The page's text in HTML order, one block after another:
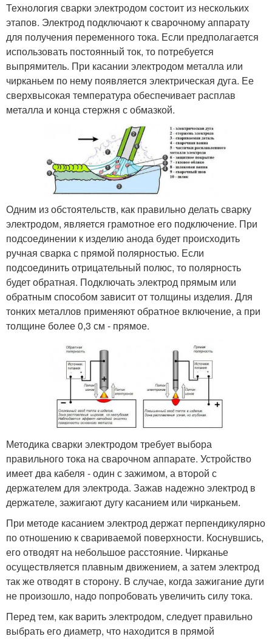
Технология сварки электродом состоит из нескольких
этапов. Электрод подключают к сварочному аппарату
для получения переменного тока. Если предполагается
использовать постоянный ток, то потребуется
выпрямитель. При касании электродом металла или
чирканьем по нему появляется электрическая дуга. Ее
сверхвысокая температура обеспечивает расплав
металла и конца стержня с обмазкой.
Одним из обстоятельств, как правильно делать сварку
электродом, является грамотное его подключение. При
подсоединении к изделию анода будет происходить
ручная сварка с прямой полярностью. Если
подсоединить отрицательный полюс, то полярность
будет обратная. Подключать электрод прямым или
обратным способом зависит от толщины изделия. Для
тонких металлов применяют обратное включение, а при
толщине более 0,3 см - прямое.
Методика сварки электродом требует выбора
правильного тока на сварочном аппарате. Устройство
имеет два кабеля - один с зажимом, а второй с
держателем для электрода. Зажав надежно электрод в
держателе, зажигают дугу касанием или чирканьем.
При методе касанием электрод держат перпендикулярно
по отношению к свариваемой поверхности. Коснувшись,
его отводят на небольшое расстояние. Чирканье
осуществляется плавным движением, а затем электрод
так же отводят в сторону. В случае, когда зажигание дуги
не произошло, надо попробовать увеличить силу тока.
Перед тем, как варить электродом, следует правильно
выбрать его диаметр, что находится в прямой